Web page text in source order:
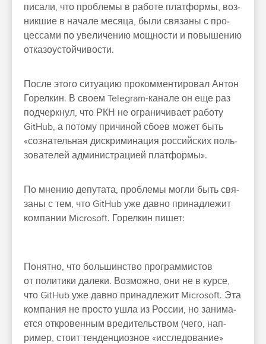
пи­сали, что проб­лемы в работе плат­формы, воз­
никшие в начале месяца, были свя­заны с про­
цес­сами по уве­личе­нию мощ­ности и повыше­нию
отка­зоус­той­чивос­ти.
Пос­ле это­го ситу­ацию про­ком­менти­ровал Антон
Горел­кин. В сво­ем Telegram-канале он еще раз
под­чер­кнул, что РКН не огра­ничи­вает работу
GitHub, а потому при­чиной сбо­ев может быть
«соз­натель­ная дис­кри­мина­ция рос­сий­ских поль­
зовате­лей адми­нис­тра­цией плат­формы».
По мне­нию депута­та, проб­лемы мог­ли быть свя­
заны с тем, что GitHub уже дав­но при­над­лежит
ком­пании Microsoft. Горел­кин пишет:
По­нят­но, что боль­шинс­тво прог­раммис­тов
от полити­ки далеки. Воз­можно, они не в кур­се,
что GitHub уже дав­но при­над­лежит Microsoft. Эта
ком­пания не прос­то ушла из Рос­сии, но занима­
ется откро­вен­ным вре­дитель­ством (чего, нап­
ример, сто­ит тен­денци­озное «иссле­дова­ние»